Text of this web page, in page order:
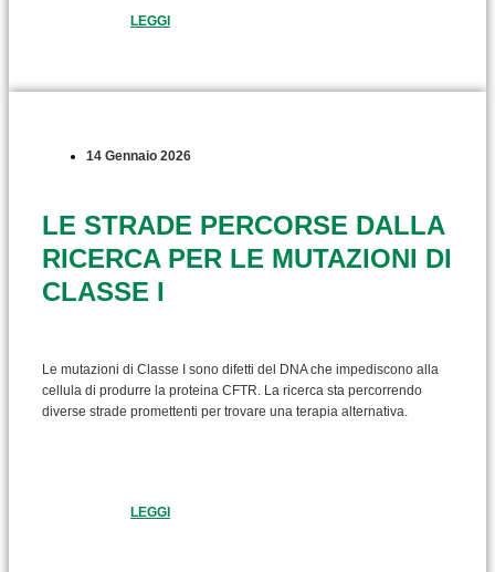
LEGGI
14 Gennaio 2026
LE STRADE PERCORSE DALLA
RICERCA PER LE MUTAZIONI DI
CLASSE I
Le mutazioni di Classe I sono difetti del DNA che impediscono alla
cellula di produrre la proteina CFTR. La ricerca sta percorrendo
diverse strade promettenti per trovare una terapia alternativa.
LEGGI